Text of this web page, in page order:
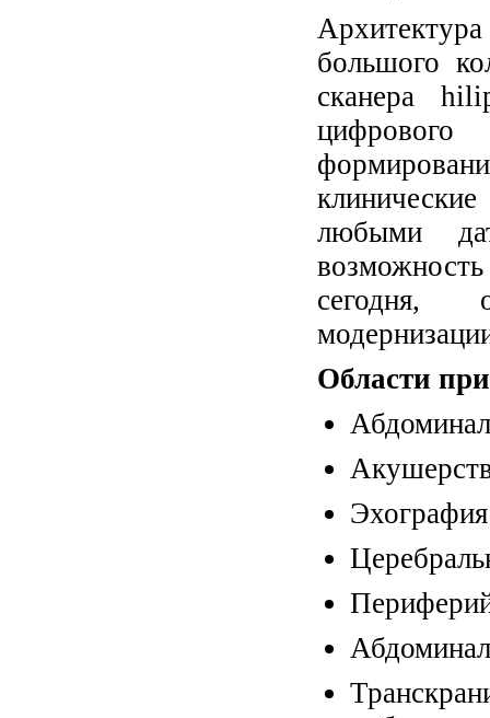
большого
сканера
любыми
сегодня,
Области